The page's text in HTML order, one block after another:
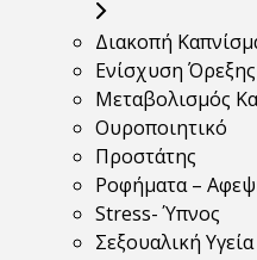
Διακοπή
Ενίσχυση
Μεταβολισμός
Ουροποιητικό
Προστάτης
Ροφήματα –
Stress- Ύπνος
Σεξουαλική Υγεία